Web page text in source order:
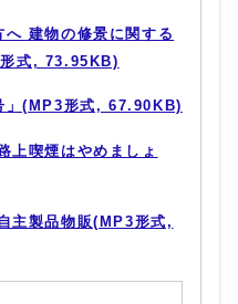
建物の修景に関する
式, 73.95KB)
」(MP3形式, 67.90KB)
上喫煙はやめましょ
主製品物販(MP3形式,